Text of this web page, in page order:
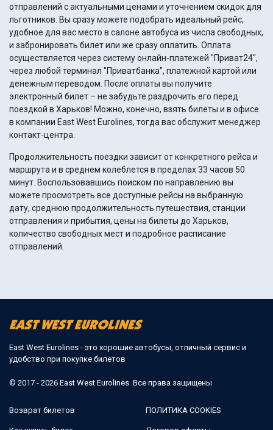
отправлений с актуальными ценами и уточнением скидок для
льготников. Вы сразу можете подобрать идеальный рейс,
удобное для вас место в салоне автобуса из числа свободных,
и забронировать билет или же сразу оплатить. Оплата
осуществляется через систему онлайн-платежей "Приват24",
через любой терминал "Приватбанка", платежной картой или
денежным переводом. После оплаты вы получите
электронный билет – не забудьте раздрочить его перед
поездкой в Харьков! Можно, конечно, взять билеты и в офисе
в компании East West Eurolines, тогда вас обслужит менеджер
контакт-центра.
Продолжительность поездки зависит от конкретного рейса и
маршрута и в среднем колеблется в пределах 33 часов 50
минут. Воспользовавшись поиском по направлению вы
можете просмотреть все доступные рейсы на выбранную
дату, среднюю продолжительность путешествия, станции
отправления и прибытия, цены на билеты до Харьков,
количество свободных мест и подробное расписание
отправлений.
East West Eurolines - это хорошие автобусы, отличный сервис и
удобство при покупке билетов
© 2017 - 2026 East West Eurolines. Все права защищены
Возврат билетов ПОЛИТИКА COOKIES